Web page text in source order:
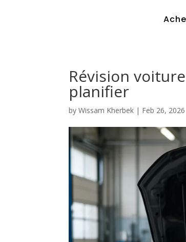
Révision
planifier
byWissam Kherbek | Feb 26, 2026